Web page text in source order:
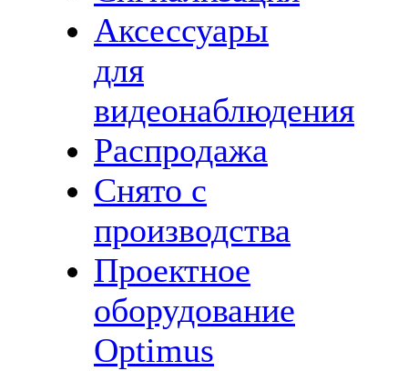
Аксессуары
для
видеонаблюдения
Распродажа
Снято с
производства
Проектное
оборудование
Optimus